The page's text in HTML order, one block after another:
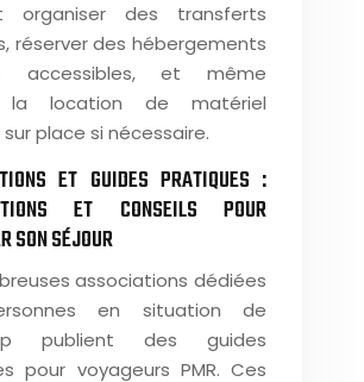
organiser des transferts
réserver des hébergements
accessibles, et même
la location de matériel
place si nécessaire.
ET GUIDES PRATIQUES :
ET CONSEILS POUR
SON SÉJOUR
associations dédiées
en situation de
publient des guides
pour voyageurs PMR. Ces